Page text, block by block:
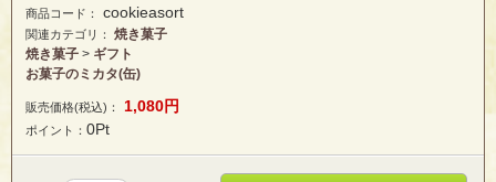
商品コード： cookieasort
関連カテゴリ：
焼き菓子
焼き菓子 > ギフト
お菓子のミカタ(缶)
販売価格(税込)： 1,080円
ポイント： 0Pt